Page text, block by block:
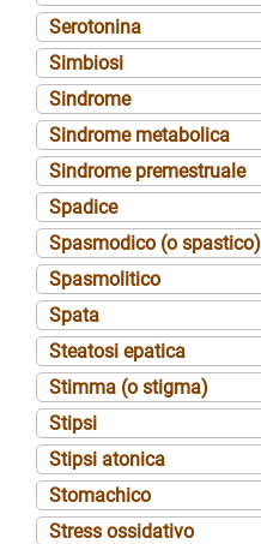
Serotonina
Simbiosi
Sindrome
Sindrome metabolica
Sindrome premestruale
Spadice
Spasmodico (o spastico)
Spasmolitico
Spata
Steatosi epatica
Stimma (o stigma)
Stipsi
Stipsi atonica
Stomachico
Stress ossidativo